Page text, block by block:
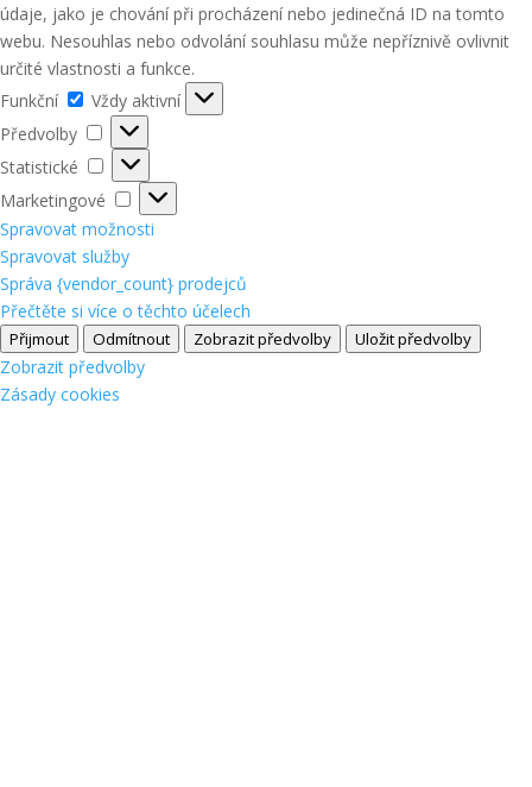
údaje, jako je chování při procházení nebo jedinečná ID na tomto
webu. Nesouhlas nebo odvolání souhlasu může nepříznivě ovlivnit
určité vlastnosti a funkce.
Funkční
Funkční
Vždy aktivní
Předvolby
Předvolby
Statistické
Statistické
Marketingové
Marketingové
Spravovat možnosti
Spravovat služby
Správa {vendor_count} prodejců
Přečtěte si více o těchto účelech
Přijmout Odmítnout Zobrazit předvolby Uložit předvolby
Zobrazit předvolby
Zásady cookies